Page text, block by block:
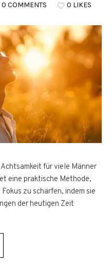
0 COMMENTS 0 LIKES
für viele Männer
eine praktische Methode,
zu schärfen, indem sie
der heutigen Zeit